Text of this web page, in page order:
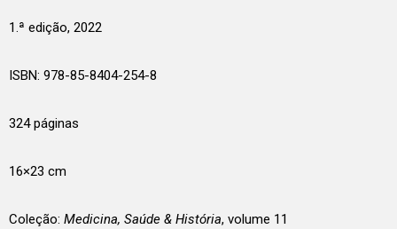
1.ª edição, 2022
ISBN: 978-85-8404-254-8
324 páginas
16×23 cm
Coleção: Medicina, Saúde & História, volume 11